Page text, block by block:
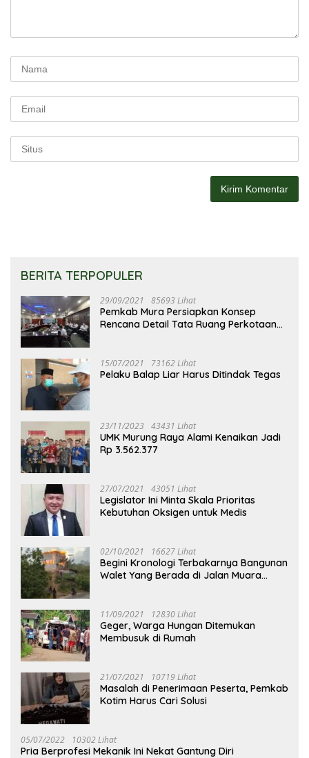
BERITA TERPOPULER
29/09/2021 85693 Lihat
Pemkab Mura Persiapkan Konsep
Rencana Detail Tata Ruang Perkotaan
15/07/2021 73162 Lihat
Pelaku Balap Liar Harus Ditindak Tegas
23/11/2023 43431 Lihat
UMK Murung Raya Alami Kenaikan Jadi
Rp 3.562.377
27/07/2021 43051 Lihat
Legislator Ini Minta Skala Prioritas
Kebutuhan Oksigen untuk Medis
02/10/2021 16627 Lihat
Begini Kronologi Terbakarnya Bangunan
Walet Yang Berada di Jalan Muara
11/09/2021 12830 Lihat
Geger, Warga Hungan Ditemukan
Membusuk di Rumah
21/07/2021 10719 Lihat
Masalah di Penerimaan Peserta, Pemkab
Kotim Harus Cari Solusi
05/07/2022 10302 Lihat
Pria Berprofesi Mekanik Ini Nekat Gantung Diri